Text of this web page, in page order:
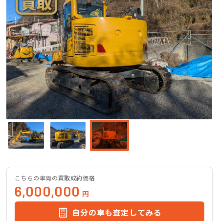
こちらの車両の買取成約価格
6,000,000 円
自分の車も査定してみる